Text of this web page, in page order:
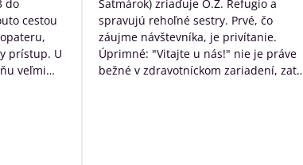
do
cestou
prístup. U
veľmi
Satmárok) zriaďuje O.Z. Refugio a
spravujú rehoľné sestry. Prvé, čo
záujme návštevníka, je privítanie.
Úprimné: "Vitajte u nás!" nie je práve
bežné v zdravotníckom zariadení, zato